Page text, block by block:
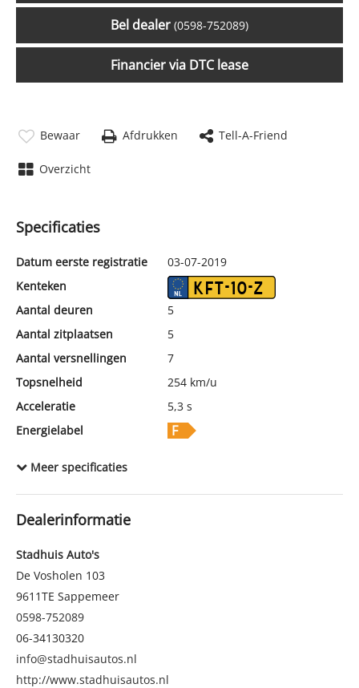
Bel dealer (0598-752089)
Financier via DTC lease
Bewaar Afdrukken Tell-A-Friend
Overzicht
Specificaties
Datum eerste registratie
03-07-2019
Kenteken
KFT-10-Z
Aantal deuren
5
Aantal zitplaatsen
5
Aantal versnellingen
7
Topsnelheid
254 km/u
Acceleratie
5,3 s
Energielabel
Aantal cilinders
Kleur
Motorrijtuigenbelasting
Gewicht (leeg)
Modeldatum vanaf
Modeldatum tot
Meer specificaties
Dealerinformatie
Stadhuis Auto's
De Vosholen 103
9611TE Sappemeer
0598-752089
06-34130320
info@stadhuisautos.nl
http://www.stadhuisautos.nl